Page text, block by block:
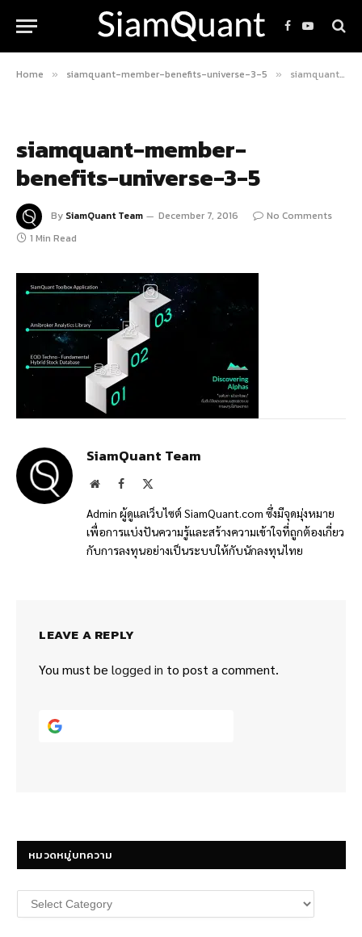
Facebook
YouTube
Home » siamquant-member-benefits-universe-3-5 » siamquant-member-benefits-universe-3-5
siamquant-member-
benefits-universe-3-5
By SiamQuant Team December 7, 2016
No Comments
1 Min Read
SiamQuant Team
WebsiteFacebook
Admin ผู้ดูแลเว็บไซต์ SiamQuant.com ซึ่งมีจุดมุ่งหมาย
เพื่อการแบ่งปันความรู้และสร้างความเข้าใจที่ถูกต้องเกี่ยว
กับการลงทุนอย่างเป็นระบบให้กับนักลงทุนไทย
LEAVE A REPLY
You must be logged in to post a comment.
หมวดหมู่บทความ
หมวด
หมู่